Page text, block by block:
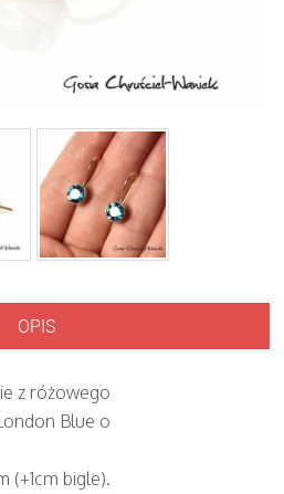
OPIS
z różowego
Blue o
(+1cm bigle).